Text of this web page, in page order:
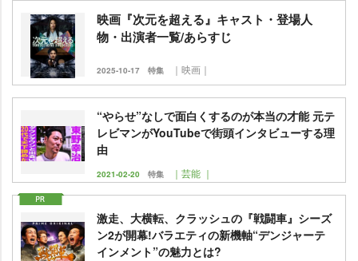
映画『次元を超える』キャスト・登場人
物・出演者一覧/あらすじ
2025-10-17 特集 ｜映画｜
“やらせ”なしで面白くするのが本当の才能 元テ
レビマンがYouTubeで街頭インタビューする理
由
2021-02-20 特集 ｜芸能 ｜
激走、大横転、クラッシュの『戦闘車』シーズ
ン2が開幕!バラエティの新機軸“デンジャーテ
インメント”の魅力とは?